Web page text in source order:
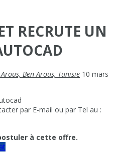
RECRUTE UN
Arous, Ben Arous, Tunisie 10 mars
par E-mail ou par Tel au :
à cette offre.